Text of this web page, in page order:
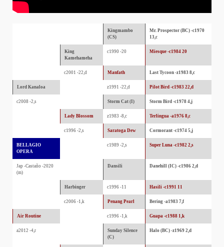
Kingmambo
(CS)
Mr. Prospector (BC) -c1970
13,c
King
Kamehameha
c1990 -20 Miesque -c1984 20
c2001 -22,d Manfath Last Tycoon -z1983 8,c
Lord Kanaloa z1991 -22,d Pilot Bird -c1983 22,d
c2008 -2,s Storm Cat (I) Storm Bird -c1978 4,j
Lady Blossom z1983 -8,c Terlingua -a1976 8,c
c1996 -2,s Saratoga Dew Cormorant -c1974 5,j
BELLAGIO
OPERA
c1989 -2,s Super Luna -c1982 2,s
Jap -Castaño -2020
(m)
Dansili Danehill (IC) -c1986 2,d
Harbinger c1996 -11 Hasili -c1991 11
c2006 -1,k Penang Pearl Bering -a1983 7,f
Air Routine c1996 -1,k Guapa -c1988 1,k
a2012 -4,r
Sunday Silence
(C)
Halo (BC) -z1969 2,d